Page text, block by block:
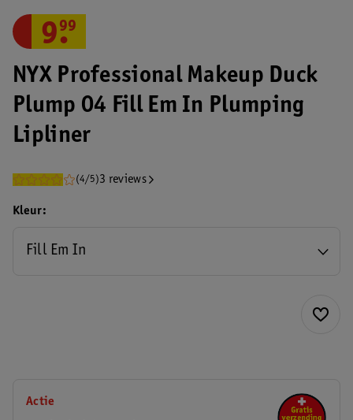
NYX Professional Makeup Duck
Plump 04 Fill Em In Plumping
Lipliner
(4/5)3 reviews
9.
99
Kleur
Fill Em In
Actie